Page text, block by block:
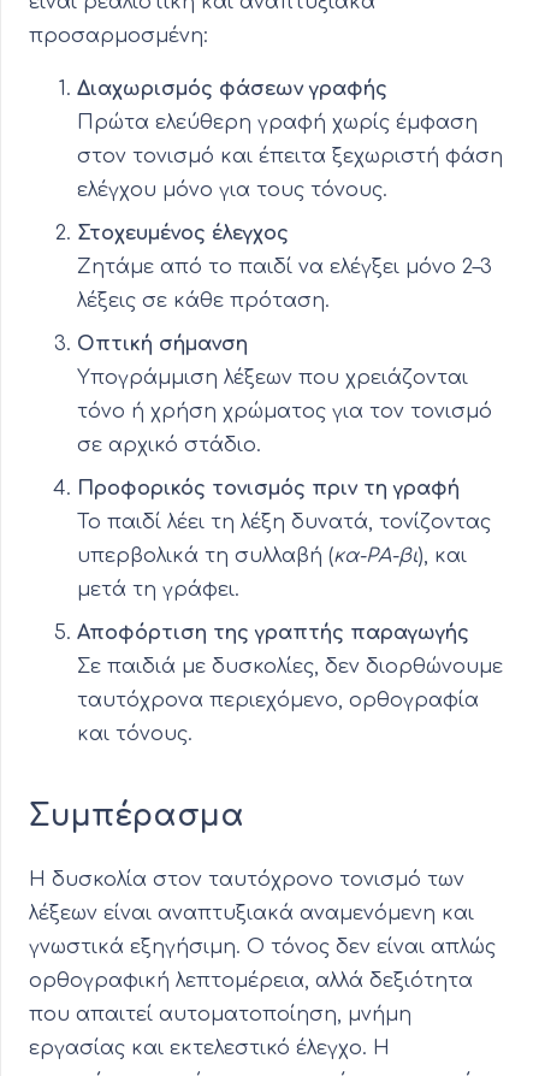
προσαρμοσμένη:
Διαχωρισμός φάσεων γραφής
Πρώτα ελεύθερη γραφή χωρίς έμφαση
στον τονισμό και έπειτα ξεχωριστή φάση
ελέγχου μόνο για τους τόνους.
Στοχευμένος έλεγχος
Ζητάμε από το παιδί να ελέγξει μόνο 2–3
λέξεις σε κάθε πρόταση.
Οπτική σήμανση
Υπογράμμιση λέξεων που χρειάζονται
τόνο ή χρήση χρώματος για τον τονισμό
σε αρχικό στάδιο.
Προφορικός τονισμός πριν τη γραφή
Το παιδί λέει τη λέξη δυνατά, τονίζοντας
υπερβολικά τη συλλαβή (κα-ΡΑ-βι), και
μετά τη γράφει.
Αποφόρτιση της γραπτής παραγωγής
Σε παιδιά με δυσκολίες, δεν διορθώνουμε
ταυτόχρονα περιεχόμενο, ορθογραφία
και τόνους.
Συμπέρασμα
Η δυσκολία στον ταυτόχρονο τονισμό των
λέξεων είναι αναπτυξιακά αναμενόμενη και
γνωστικά εξηγήσιμη. Ο τόνος δεν είναι απλώς
ορθογραφική λεπτομέρεια, αλλά δεξιότητα
που απαιτεί αυτοματοποίηση, μνήμη
εργασίας και εκτελεστικό έλεγχο. Η